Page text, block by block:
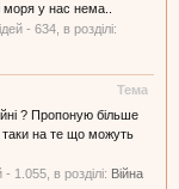
у нас нема..
- 634, в розділі:
Тема
? Пропоную більше
таки на те що можуть
- 1.055, в розділі: Війна